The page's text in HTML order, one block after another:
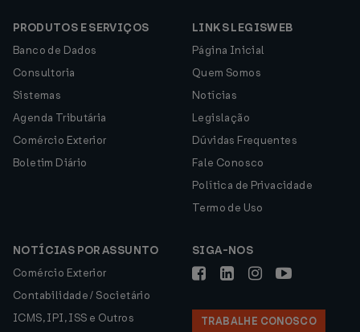
PRODUTOS E SERVIÇOS
Banco de Dados
Consultoria
Sistemas
Agenda Tributária
Comércio Exterior
Boletim Diário
LINKS LEGISWEB
Página Inicial
Quem Somos
Notícias
Legislação
Dúvidas Frequentes
Fale Conosco
Política de Privacidade
Termo de Uso
NOTÍCIAS POR ASSUNTO
Comércio Exterior
Contabilidade / Societário
ICMS, IPI, ISS e Outros
SIGA-NOS
TRABALHE CONOSCO